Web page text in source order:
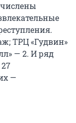
ТРЦ «Гудвин»
— 2. И ряд
—